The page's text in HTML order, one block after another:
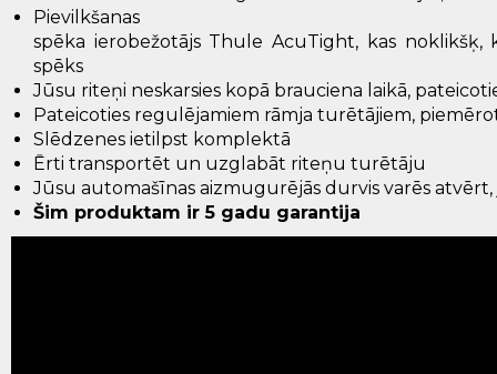
Pievilkšanas
spēka ierobežotājs Thule AcuTight, kas noklikšķ,
spēks
Jūsu riteņi neskarsies kopā brauciena laikā,
Pateicoties regulējamiem rāmja turētājiem,
Slēdzenes ietilpst komplektā
Ērti transportēt un uzglabāt riteņu turētāju
Jūsu automašīnas aizmugurējās durvis varēs atvērt,
Šim produktam ir 5 gadu garantija